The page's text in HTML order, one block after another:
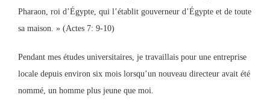
Pharaon, roi d’Égypte, qui l’établit gouverneur d’Égypte et de toute
sa maison. » (Actes 7: 9-10)
Pendant mes études universitaires, je travaillais pour une entreprise
locale depuis environ six mois lorsqu’un nouveau directeur avait été
nommé, un homme plus jeune que moi.